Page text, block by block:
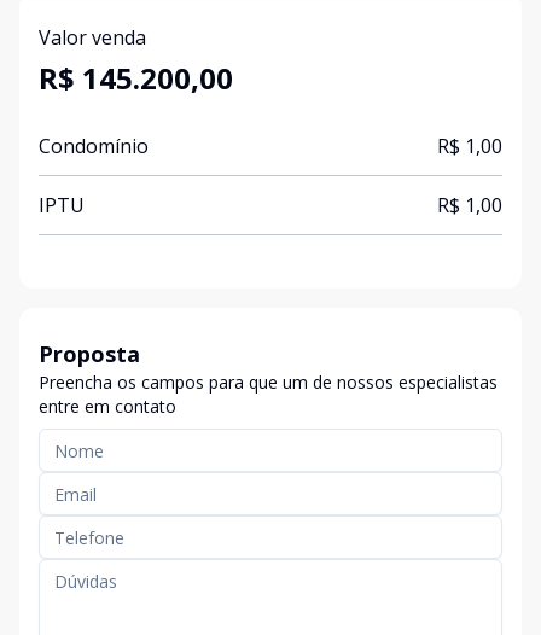
Valor venda
R$ 145.200,00
Condomínio R$ 1,00
IPTU R$ 1,00
Proposta
Preencha os campos para que um de nossos especialistas
entre em contato